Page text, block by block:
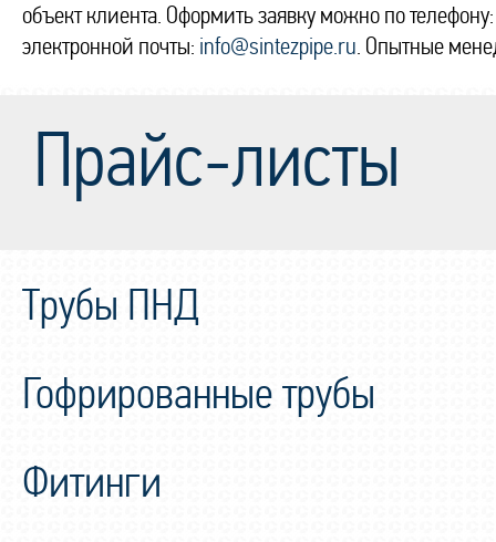
объект клиента. Оформить заявку можно по
электронной почты: info@sintezpipe.ru. Опытные
Прайс-листы
Трубы ПНД
Гофрированные трубы
Фитинги